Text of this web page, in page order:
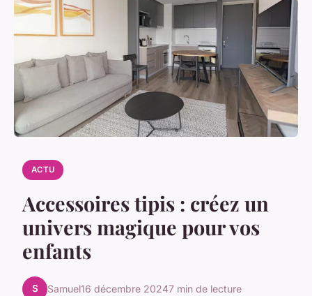
ACTU
Accessoires tipis : créez un
univers magique pour vos
enfants
S Samuel16 décembre 20247 min de lecture